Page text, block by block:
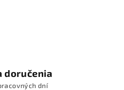
doručenia
dní